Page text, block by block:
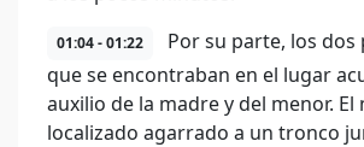
01:04 - 01:22
Por su parte, los dos
que se encontraban en el lugar
auxilio de la madre y del menor. El
localizado agarrado a un tronco